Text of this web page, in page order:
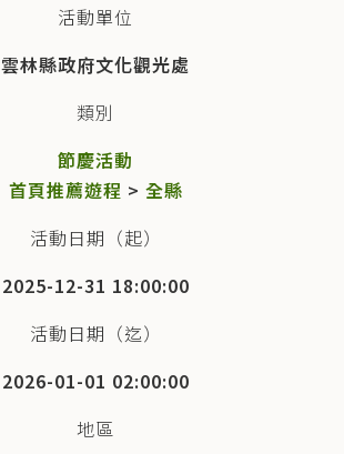
活動單位
雲林縣政府文化觀光處
類別
節慶活動
首頁推薦遊程 > 全縣
活動日期（起）
2025-12-31 18:00:00
活動日期（迄）
2026-01-01 02:00:00
地區